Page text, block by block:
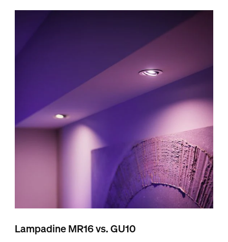
Lampadine MR16 vs. GU10